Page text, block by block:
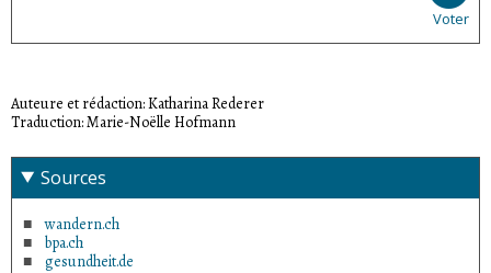
Voter
Auteure et rédaction: Katharina Rederer
Traduction: Marie-Noëlle Hofmann
Sources
wandern.ch
bpa.ch
gesundheit.de